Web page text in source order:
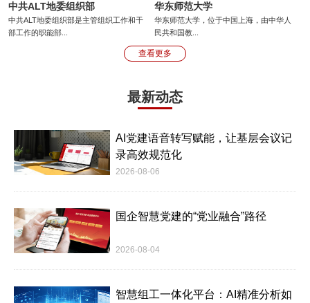
中共ALT地委组织部
中共ALT地委组织部是主管组织工作和干
部工作的职能部...
华东师范大学
华东师范大学，位于中国上海，由中华人
民共和国教...
查看更多
最新动态
AI党建语音转写赋能，让基层会议记
录高效规范化
2026-08-06
国企智慧党建的“党业融合”路径
2026-08-04
智慧组工一体化平台：AI精准分析如